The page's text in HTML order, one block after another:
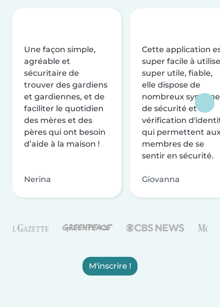
Une façon simple,
agréable et
sécuritaire de
trouver des gardiens
et gardiennes, et de
faciliter le quotidien
des mères et des
pères qui ont besoin
d’aide à la maison !
Nerina
Cette application
super facile à
super utile, fiable,
elle dispose de
nombreux
de sécurité et de
vérification
qui permettent
membres de se
sentir en sécurité.
Giovanna
M'inscrire !